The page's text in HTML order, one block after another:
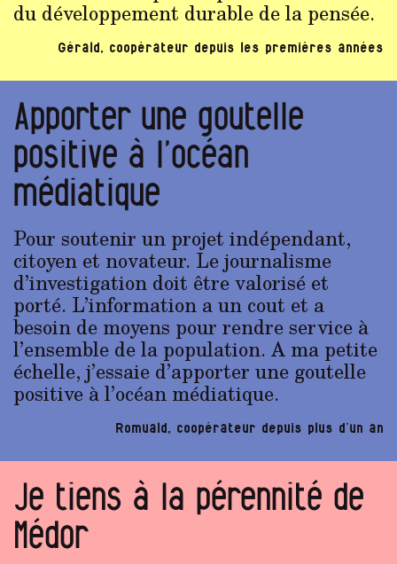
du développement durable de la pensée.
Gérald, coopérateur depuis les premières années
Apporter une goutelle
positive à l’océan
médiatique
Pour soutenir un projet indépendant,
citoyen et novateur. Le journalisme
d’investigation doit être valorisé et
porté. L’information a un cout et a
besoin de moyens pour rendre service à
l’ensemble de la population. A ma petite
échelle, j’essaie d’apporter une goutelle
positive à l’océan médiatique.
Romuald, coopérateur depuis plus d’un an
Je tiens à la pérennité de
Médor